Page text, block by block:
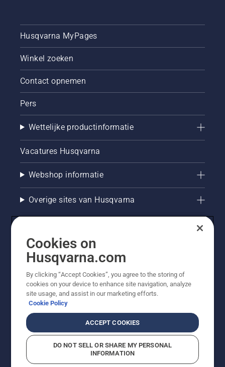
Husqvarna MyPages
Winkel zoeken
Contact opnemen
Pers
Wettelijke productinformatie
Vacatures Husqvarna
Webshop informatie
Overige sites van Husqvarna
© Husqvarna AB (publ). Alle rechten voorbehouden. De
getoonde prijzen zijn consumentenadviesprijzen. Alle
vermelde prijzen zijn adviesverkoopprijzen (incl. BTW),
tenzij het product beschikbaar is voor directe aankoop.
CookiebeleidGebruiksvoorwaarden Privacyverklaring
Bedrijfsgegevens Report Suspected Violations
Cookies on
Husqvarna.com
By clicking “Accept Cookies”, you agree to the storing of
cookies on your device to enhance site navigation, analyze
site usage, and assist in our marketing efforts.
Cookie Policy
ACCEPT COOKIES
DO NOT SELL OR SHARE MY PERSONAL
INFORMATION